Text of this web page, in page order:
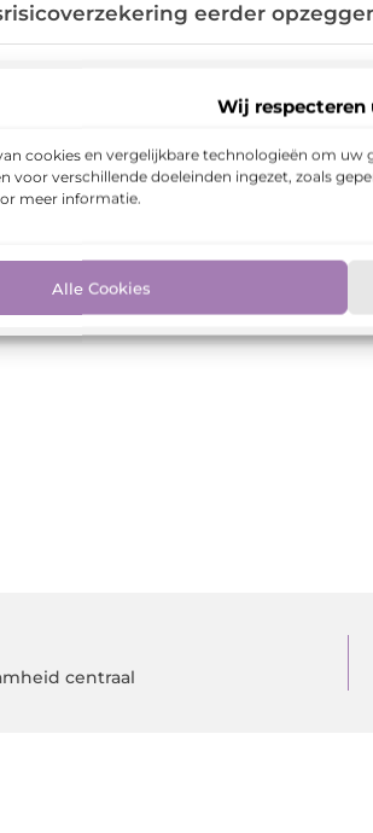
Wij respecteren
cookies en vergelijkbare technologieën om uw
voor verschillende doeleinden ingezet, zoals
meer informatie.
Alle Cookies
eerder
op:
Pinterest LinkedIn
afsluiten,
centraal